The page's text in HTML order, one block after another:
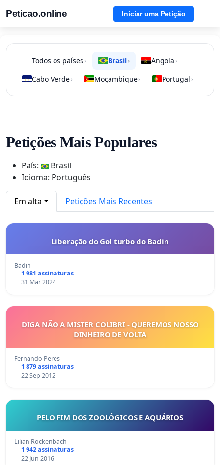
Peticao.online Iniciar uma Petição
Todos os países › Brasil› Angola ›
Cabo Verde› Moçambique› Portugal ›
Petições Mais Populares
País:
Brasil
Idioma: Português
Em alta Petições Mais Recentes
Liberação do Gol turbo do Badin
Badin
1 981 assinaturas
31 Mar 2024
DIGA NÃO A MISTER COLIBRI - QUEREMOS NOSSO
DINHEIRO DE VOLTA
Fernando Peres
1 879 assinaturas
22 Sep 2012
PELO FIM DOS ZOOLÓGICOS E AQUÁRIOS
Lilian Rockenbach
1 942 assinaturas
22 Jun 2016